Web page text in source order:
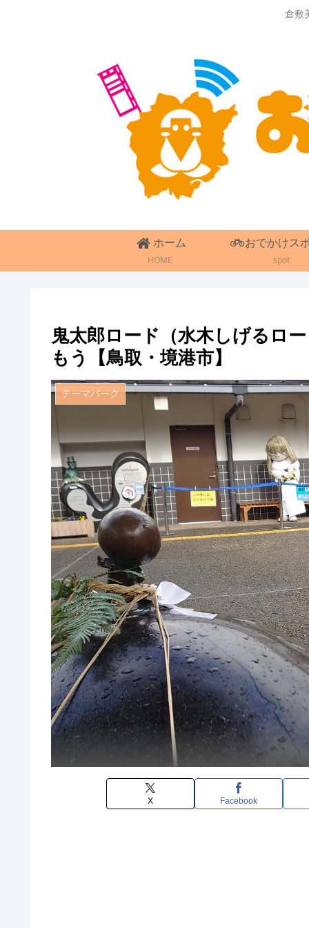
倉敷
ホーム
HOME
おでかけス
spot
鬼太郎ロード（水木しげるロ
もう【鳥取・境港市】
テーマパーク
X Facebook